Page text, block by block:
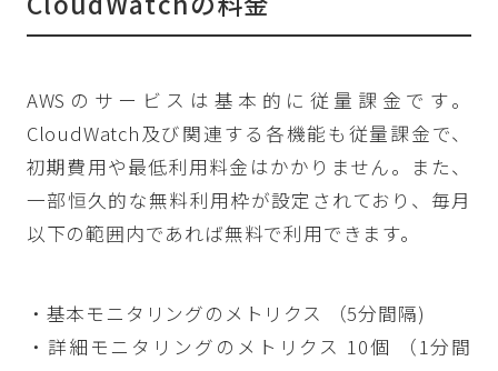
AWSのサービスは基本的に従量課金です。
CloudWatch及び関連する各機能も従量課金で、
初期費用や最低利用料金はかかりません。また、
一部恒久的な無料利用枠が設定されており、毎月
以下の範囲内であれば無料で利用できます。
・基本モニタリングのメトリクス （5分間隔)
・詳細モニタリングのメトリクス 10個 （1分間